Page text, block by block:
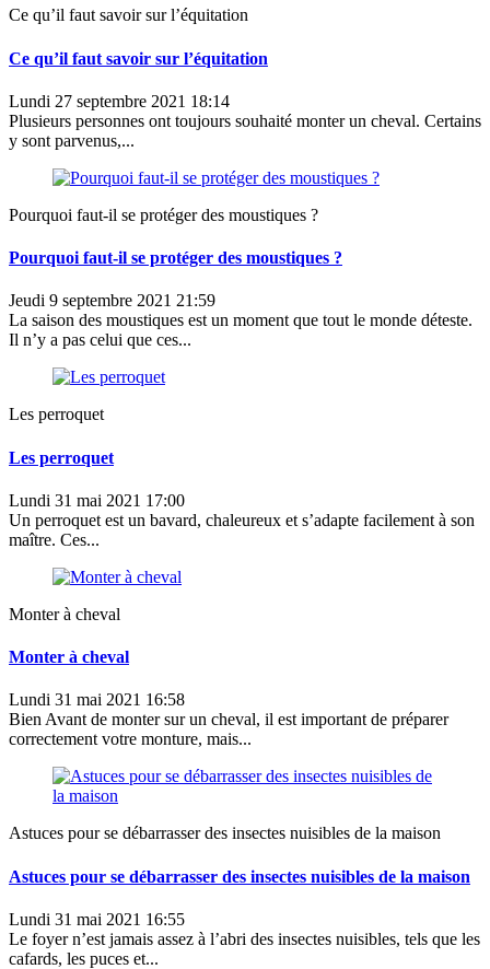
Ce qu’il faut savoir sur l’équitation
Ce qu’il faut savoir sur l’équitation
Lundi 27 septembre 2021 18:14
Plusieurs personnes ont toujours souhaité monter un cheval. Certains
y sont parvenus,...
Pourquoi faut-il se protéger des moustiques ?
Pourquoi faut-il se protéger des moustiques ?
Jeudi 9 septembre 2021 21:59
La saison des moustiques est un moment que tout le monde déteste.
Il n’y a pas celui que ces...
Les perroquet
Les perroquet
Lundi 31 mai 2021 17:00
Un perroquet est un bavard, chaleureux et s’adapte facilement à son
maître. Ces...
Monter à cheval
Monter à cheval
Lundi 31 mai 2021 16:58
Bien Avant de monter sur un cheval, il est important de préparer
correctement votre monture, mais...
Astuces pour se débarrasser des insectes nuisibles de la maison
Astuces pour se débarrasser des insectes nuisibles de la maison
Lundi 31 mai 2021 16:55
Le foyer n’est jamais assez à l’abri des insectes nuisibles, tels que les
cafards, les puces et...